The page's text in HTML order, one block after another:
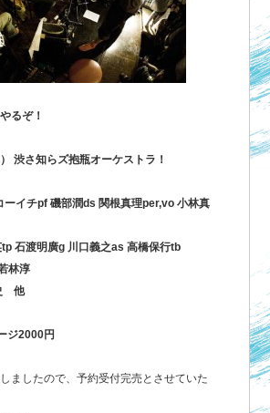
るぞ！
渋さ知らズ抱瓶オーケストラ！
ーイチpf 磯部潤ds 関根真理per,vo 小林真
石渡明廣g 川口義之as 高橋保行tb
林淳
他
ジ2000円
ましたので、予約受付完売とさせていた